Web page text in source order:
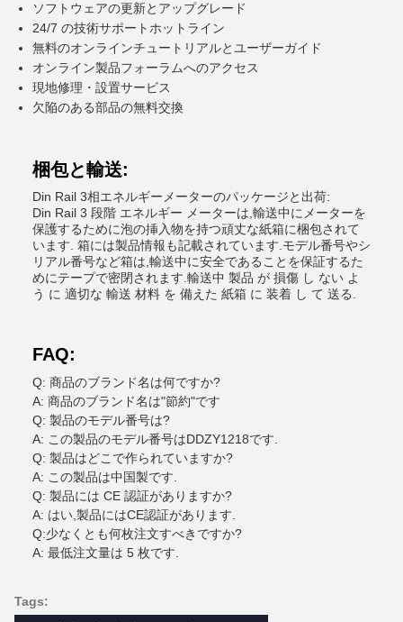
ソフトウェアの更新とアップグレード
24/7 の技術サポートホットライン
無料のオンラインチュートリアルとユーザーガイド
オンライン製品フォーラムへのアクセス
現地修理・設置サービス
欠陥のある部品の無料交換
梱包と輸送:
Din Rail 3相エネルギーメーターのパッケージと出荷:
Din Rail 3 段階 エネルギー メーターは,輸送中にメーターを
保護するために泡の挿入物を持つ頑丈な紙箱に梱包されて
います. 箱には製品情報も記載されています.モデル番号やシ
リアル番号など箱は,輸送中に安全であることを保証するた
めにテープで密閉されます.輸送中 製品 が 損傷 し ない よ
う に 適切な 輸送 材料 を 備えた 紙箱 に 装着 し て 送る.
FAQ:
Q: 商品のブランド名は何ですか?
A: 商品のブランド名は"節約"です
Q: 製品のモデル番号は?
A: この製品のモデル番号はDDZY1218です.
Q: 製品はどこで作られていますか?
A: この製品は中国製です.
Q: 製品には CE 認証がありますか?
A: はい,製品にはCE認証があります.
Q:少なくとも何枚注文すべきですか?
A: 最低注文量は 5 枚です.
Tags: